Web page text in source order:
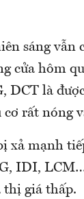
sáng
cửa hôm
DCT là
cơ rất nóng
xả mạnh
IDI, LCM…
thị giá thấp.